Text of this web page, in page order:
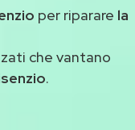
per riparare la
che vantano
.